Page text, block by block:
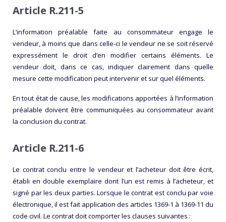
Article R.211-5
L’information préalable faite au consommateur engage le
vendeur, à moins que dans celle-ci le vendeur ne se soit réservé
expressément le droit d’en modifier certains éléments. Le
vendeur doit, dans ce cas, indiquer clairement dans quelle
mesure cette modification peut intervenir et sur quel éléments.
En tout état de cause, les modifications apportées à l’information
préalable doivent être communiquées au consommateur avant
la conclusion du contrat.
Article R.211-6
Le contrat conclu entre le vendeur et l’acheteur doit être écrit,
établi en double exemplaire dont l’un est remis à l’acheteur, et
signé par les deux parties. Lorsque le contrat est conclu par voie
électronique, il est fait application des articles 1369-1 à 1369-11 du
code civil. Le contrat doit comporter les clauses suivantes :